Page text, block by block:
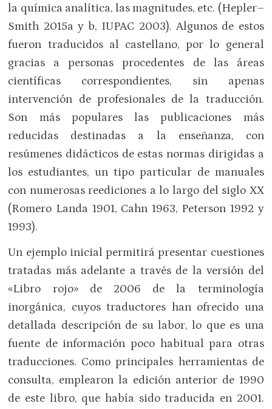
la química analítica, las magnitudes, etc. (Hepler–
Smith 2015a y b, IUPAC 2003). Algunos de estos
fueron traducidos al castellano, por lo general
gracias a personas procedentes de las áreas
científicas correspondientes, sin apenas
intervención de profesionales de la traducción.
Son más populares las publicaciones más
reducidas destinadas a la enseñanza, con
resúmenes didácticos de estas normas dirigidas a
los estudiantes, un tipo particular de manuales
con numerosas reediciones a lo largo del siglo XX
(Romero Landa 1901, Cahn 1963, Peterson 1992 y
1993).
Un ejemplo inicial permitirá presentar cuestiones
tratadas más adelante a través de la versión del
«Libro rojo» de 2006 de la terminología
inorgánica, cuyos traductores han ofrecido una
detallada descripción de su labor, lo que es una
fuente de información poco habitual para otras
traducciones. Como principales herramientas de
consulta, emplearon la edición anterior de 1990
de este libro, que había sido traducida en 2001.